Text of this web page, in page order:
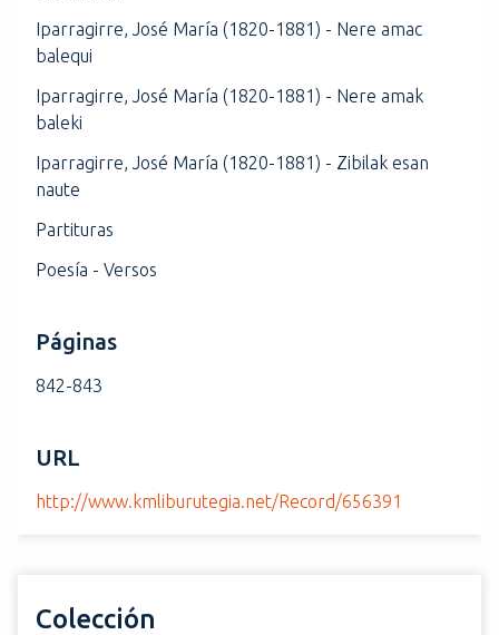
Iparragirre, José María (1820-1881) - Nere amac
balequi
Iparragirre, José María (1820-1881) - Nere amak
baleki
Iparragirre, José María (1820-1881) - Zibilak esan
naute
Partituras
Poesía - Versos
Páginas
842-843
URL
http://www.kmliburutegia.net/Record/656391
Colección